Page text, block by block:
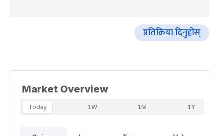
प्रतिक्रिया दिनुहोस्